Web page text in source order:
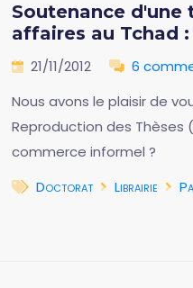
Soutenance d'une
affaires au Tchad
21/11/2012 6
Nous avons le plaisir de
Reproduction des Thèses
commerce informel ?
Doctorat
Librairie